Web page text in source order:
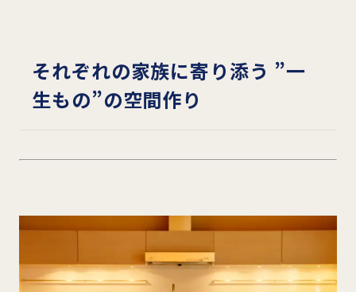
それぞれの家族に寄り添う ”一
生もの”の空間作り